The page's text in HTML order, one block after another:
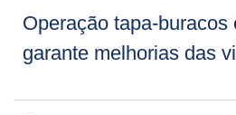
Operação tapa-buracos
garante melhorias das